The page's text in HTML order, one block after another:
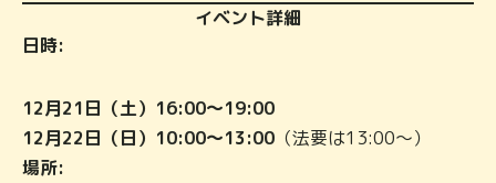
イベント詳細
日時:
12月21日（土）16:00～19:00
12月22日（日）10:00～13:00 （法要は13:00～）
場所: